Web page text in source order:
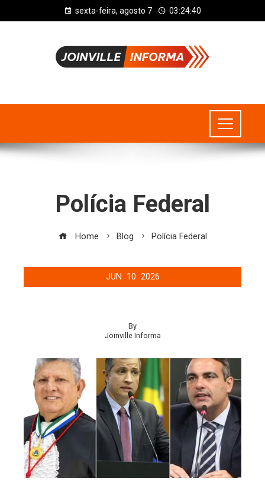
sexta-feira, agosto 7 03:24:40
Polícia Federal
Home Blog Polícia Federal
JUN 10 2026
By
Joinville Informa